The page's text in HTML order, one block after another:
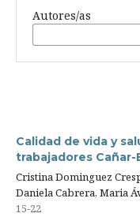
Autores/as
Calidad de vida y
trabajadores Cañar-
Cristina Dominguez
Daniela Cabrera, Maria
15-22